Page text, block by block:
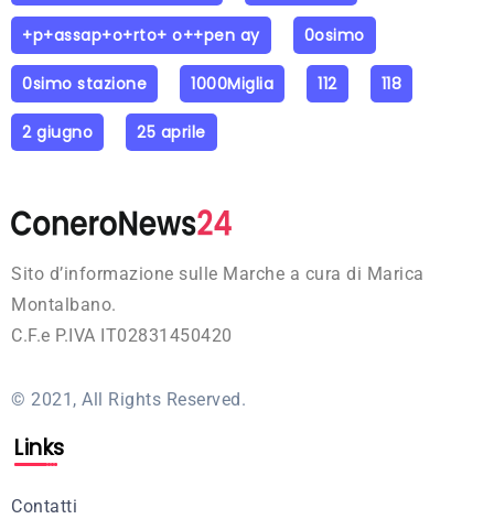
+p+assap+o+rto+ o++pen ay 0osimo
0simo stazione 1000Miglia 112 118
2 giugno 25 aprile
Sito d’informazione sulle Marche a cura di Marica
Montalbano.
C.F.e P.IVA IT02831450420
© 2021, All Rights Reserved.
Links
Contatti